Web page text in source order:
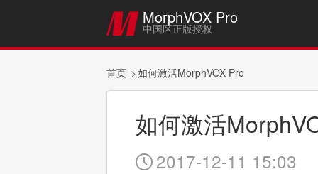
 MorphVOX Pro
中国区正版授权
首页 如何激活MorphVOX Pro
如何激活
 2017-12-11 15:03